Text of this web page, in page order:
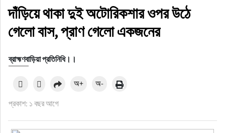
আর্ন্তজাতিক
অর্থনীতি
বৃহত্তর কুমিল্লা
বৃহত্তর নোয়াখালী
দাঁড়িয়ে থাকা দুই অটোরিকশার ওপর উঠে
গেলো বাস, প্রাণ গেলো একজনের
ব্রাহ্মণবাড়িয়া প্রতিনিধি।।
প্রকাশ: ১ বছর আগে
অ+ অ-